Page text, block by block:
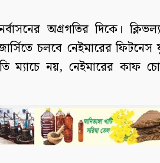
অগ্রগতির দিকে।
চলবে নেইমারের ফিটনেস
ম্যাচে নয়, নেইমারের কাফ